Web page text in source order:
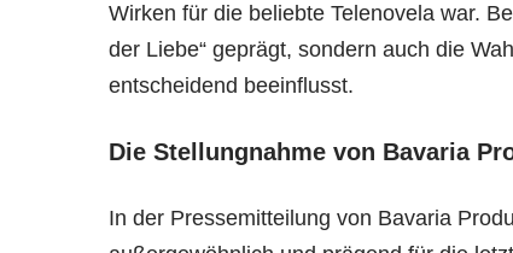
Wirken für die beliebte Telenovela war.
der Liebe“ geprägt, sondern auch die
entscheidend beeinflusst.
Die Stellungnahme von Bavaria
In der Pressemitteilung von Bavaria